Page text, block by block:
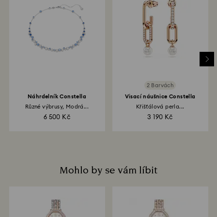
Jakmile obdržíme balíček s vráceným zbožím,
zaregistrujeme ho a po zpracování Vás upozorníme e-
mailem. Proces vrácení peněz se odvíjí od pokynů
vaší finanční instituce. Částka bude vrácena stejnou
platební metodou, kterou jste použil/a pro zaplacení
objednávky. Vyřízení platby může trvat 3–7
pracovních dní. Kompletní proces vrácení zboží a
Náhrdelník Constella
Různé výbrusy, Modrá...
6 500 Kč
2 Barvách
Visací náušnice Constella
Křišťálová perla...
3 190 Kč
Mohlo by se vám líbit